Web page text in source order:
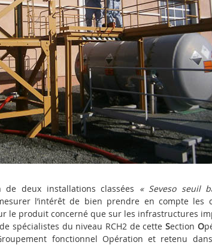
deux installations classées « Seveso seuil
l’intérêt de bien prendre en compte les
le produit concerné que sur les infrastructures
spécialistes du niveau RCH2 de cetteSection O
fonctionnel Opération et retenu